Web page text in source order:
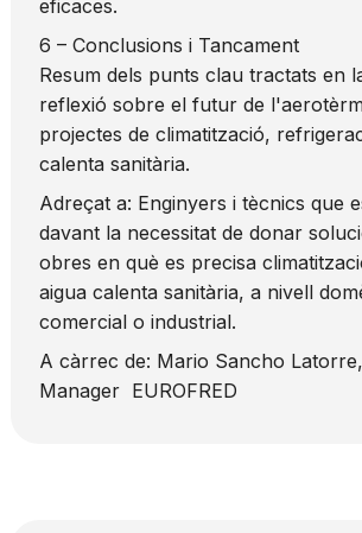
eficaces.
6 – Conclusions i Tancament
Resum dels punts clau tractats en
reflexió sobre el futur de
projectes de climatització,
calenta sanitària.
Adreçat a: Enginyers i tècnics que
davant la necessitat de donar
obres en què es precisa
aigua calenta sanitària, a nivell
comercial o industrial.
A càrrec de: Mario Sancho
Manager EUROFRED